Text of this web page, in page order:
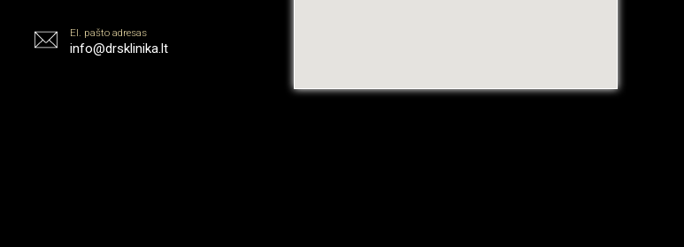
El. pašto adresas
info@drsklinika.lt